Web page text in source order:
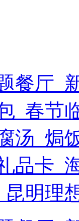
餐厅_
_春节
汤_焗
品卡_
昆明理